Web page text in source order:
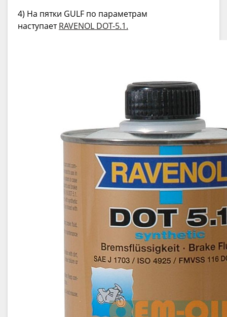
4) На пятки GULF по параметрам
наступаетRAVENOL DOT-5.1.